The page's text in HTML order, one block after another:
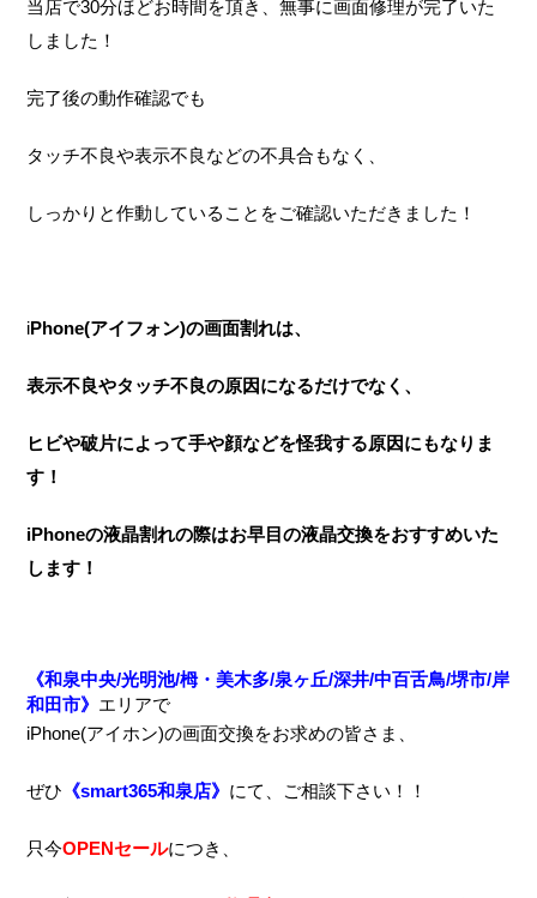
当店で30分ほどお時間を頂き、無事に画面修理が完了いた
しました！
完了後の動作確認でも
タッチ不良や表示不良などの不具合もなく、
しっかりと作動していることをご確認いただきました！
iPhone(アイフォン)の画面割れは、
表示不良やタッチ不良の原因になるだけでなく、
ヒビや破片によって手や顔などを怪我する原因にもなりま
す！
iPhoneの液晶割れの際はお早目の液晶交換をおすすめいた
します！
《和泉中央/光明池/栂・美木多/泉ヶ丘/深井/中百舌鳥/堺市/岸
和田市》 エリアで
iPhone(アイホン)の画面交換をお求めの皆さま、
ぜひ 《smart365和泉店》 にて、ご相談下さい！！
只今OPENセールにつき